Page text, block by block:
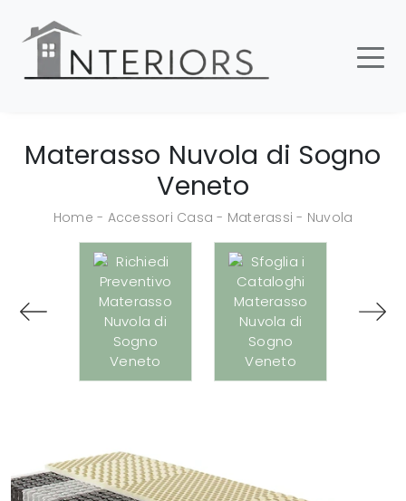
Materasso Nuvola di Sogno
Veneto
Home - Accessori Casa - Materassi - Nuvola